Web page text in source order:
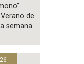
de
semana